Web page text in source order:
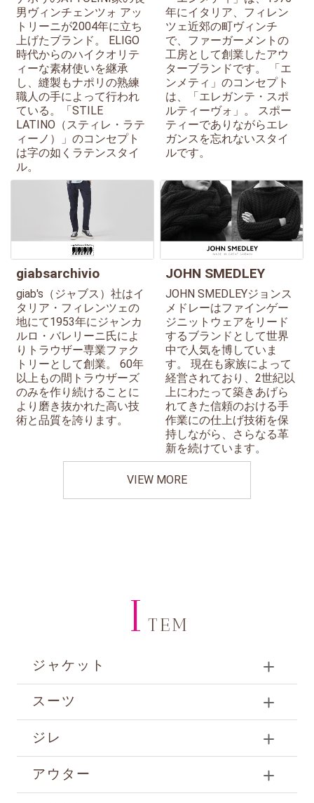
男ヴィンチェンツォ アッ
トリーニが2004年に立ち
上げたブランド。 ELIGO
時代からのハイクオリテ
ィーな素材使いを継承
し、縫製もナポリの熟練
職人の手によって行われ
ている。「STILE
LATINO（スティレ・ラテ
ィーノ）」のコンセプト
は字の如くラテンスタイ
ル。
年にイタリア、フィレン
ツェ近郊の町ヴィンチ
で、ファーガーメントの
工房として創業したアウ
ターブランドです。 「エ
ンメティ」のコンセプト
は、「エレガンテ・スポ
ルティーヴォ」。 スポー
ティーでありながらエレ
ガンスを忘れないスタイ
ルです。
giabsarchivio
giab's（ジャブス）社はイ
タリア・フィレンツェの
地にて1953年にジャンカ
ルロ・バレリーニ氏によ
りトラウザー専業ファク
トリーとして創業。 60年
以上もの間トラウザーズ
のみを作り続けることに
より磨き抜かれた高い技
術と品質を誇ります。
JOHN SMEDLEY
JOHN SMEDLEYジョンス
メドレーはファインゲー
ジニットウェアをリード
するブランドとして世界
中で人気を博していま
す。 現在も家族によって
経営されており、2世紀以
上にわたって築きあげら
れてきた信頼のおける手
作業にの仕上げ技術を保
持しながら、さらなる革
新を続けています。
VIEW MORE
I TEM
ジャケット
スーツ
ジレ
アウター